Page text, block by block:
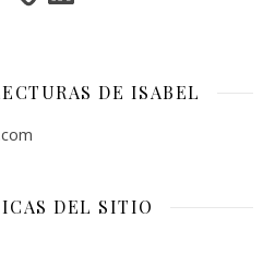
DE ISABEL
DEL SITIO